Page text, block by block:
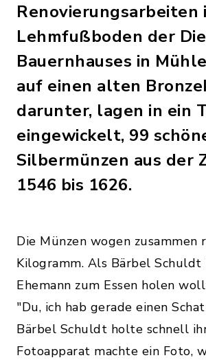
Renovierungsarbeiten
Lehmfußboden der
Bauernhauses in
auf einen alten
darunter, lagen in ein
eingewickelt, 99
Silbermünzen aus der
1546 bis 1626.
Die Münzen wogen zusammen
Kilogramm. Als Bärbel Schuldt
Ehemann zum Essen holen
"Du, ich hab gerade einen
Bärbel Schuldt holte schnell
Fotoapparat machte ein Foto,